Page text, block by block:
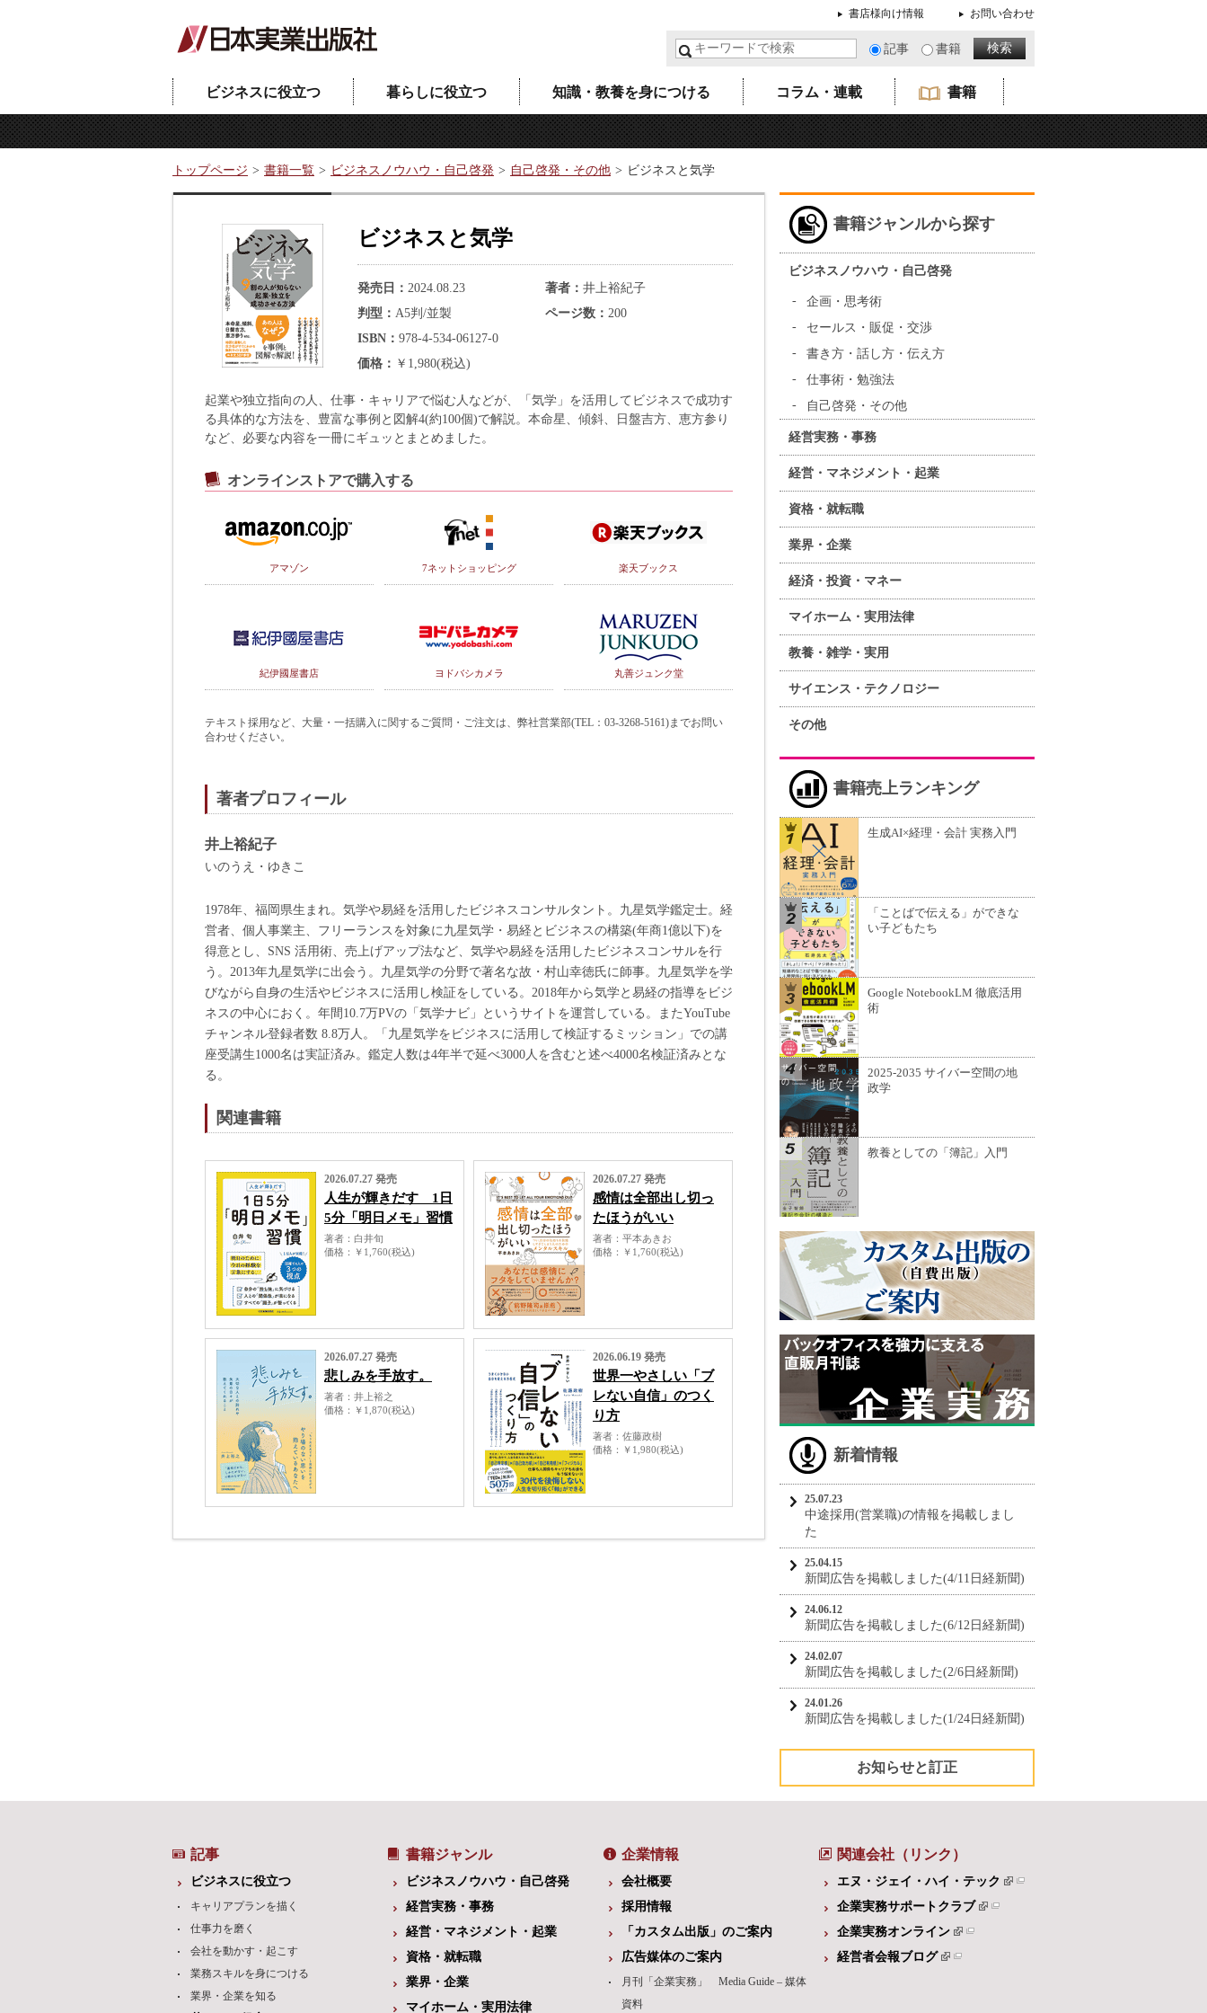
書店様向け情報 お問い合わせ
記事 書籍
ビジネスに役立つ 暮らしに役立つ 知識・教養を身につける コラム・連載 書籍
トップページ 書籍一覧 ビジネスノウハウ・自己啓発 自己啓発・その他 ビジネスと気学
ビジネスと気学
発売日 2024.08.23 著者
井上裕紀子
判型
A5判/並製 ページ数
200
ISBN
978-4-534-06127-0
価格
￥1,980(税込)
起業や独立指向の人、仕事・キャリアで悩む人などが、「気学」を活用してビジネスで成功す
る具体的な方法を、豊富な事例と図解4(約100個)で解説。本命星、傾斜、日盤吉方、恵方参り
など、必要な内容を一冊にギュッとまとめました。
オンラインストアで購入する
アマゾン 7ネットショッピング 楽天ブックス
紀伊國屋書店 ヨドバシカメラ 丸善ジュンク堂
テキスト採用など、大量・一括購入に関するご質問・ご注文は、弊社営業部(TEL：03-3268-5161)までお問い
合わせください。
著者プロフィール
井上裕紀子
いのうえ・ゆきこ
1978年、福岡県生まれ。気学や易経を活用したビジネスコンサルタント。九星気学鑑定士。経
営者、個人事業主、フリーランスを対象に九星気学・易経とビジネスの構築(年商1億以下)を
得意とし、SNS 活用術、売上げアップ法など、気学や易経を活用したビジネスコンサルを行
う。2013年九星気学に出会う。九星気学の分野で著名な故・村山幸徳氏に師事。九星気学を学
びながら自身の生活やビジネスに活用し検証をしている。2018年から気学と易経の指導をビジ
ネスの中心におく。年間10.7万PVの「気学ナビ」というサイトを運営している。またYouTube
チャンネル登録者数 8.8万人。「九星気学をビジネスに活用して検証するミッション」での講
座受講生1000名は実証済み。鑑定人数は4年半で延べ3000人を含むと述べ4000名検証済みとな
る。
関連書籍
2026.07.27 発売
人生が輝きだす 1日
5分「明日メモ」習慣
著者
白井旬
価格
￥1,760(税込)
2026.07.27 発売
感情は全部出し切っ
たほうがいい
著者
平本あきお
価格
￥1,760(税込)
2026.07.27 発売
悲しみを手放す。
著者
井上裕之
価格
￥1,870(税込)
2026.06.19 発売
世界一やさしい「ブ
レない自信」のつく
り方
著者
佐藤政樹
価格
￥1,980(税込)
書籍ジャンルから探す
ビジネスノウハウ・自己啓発
企画・思考術
セールス・販促・交渉
書き方・話し方・伝え方
仕事術・勉強法
自己啓発・その他
経営実務・事務
経営・マネジメント・起業
資格・就転職
業界・企業
経済・投資・マネー
マイホーム・実用法律
教養・雑学・実用
サイエンス・テクノロジー
その他
書籍売上ランキング
生成AI×経理・会計 実務入門
「ことばで伝える」ができな
い子どもたち
Google NotebookLM 徹底活用
術
2025-2035 サイバー空間の地
政学
教養としての「簿記」入門
新着情報
25.07.23
中途採用(営業職)の情報を掲載しまし
た
25.04.15
新聞広告を掲載しました(4/11日経新聞)
24.06.12
新聞広告を掲載しました(6/12日経新聞)
24.02.07
新聞広告を掲載しました(2/6日経新聞)
24.01.26
新聞広告を掲載しました(1/24日経新聞)
お知らせと訂正
記事
ビジネスに役立つ
キャリアプランを描く
仕事力を磨く
会社を動かす・起こす
業務スキルを身につける
業界・企業を知る
書籍ジャンル
ビジネスノウハウ・自己啓発
経営実務・事務
経営・マネジメント・起業
資格・就転職
業界・企業
マイホーム・実用法律
企業情報
会社概要
採用情報
「カスタム出版」のご案内
広告媒体のご案内
月刊「企業実務」 Media Guide – 媒体
資料
関連会社（リンク）
エヌ・ジェイ・ハイ・テック
企業実務サポートクラブ
企業実務オンライン
経営者会報ブログ